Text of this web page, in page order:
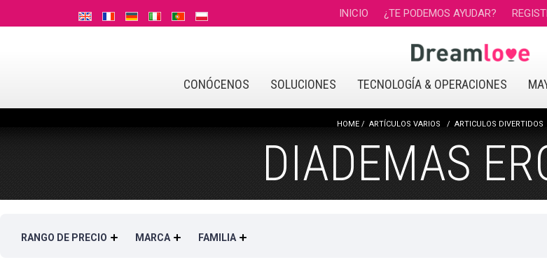
INICIO ¿TE PODEMOS AYUDAR?
CONÓCENOS SOLUCIONES TECNOLOGÍA & OPERACIONES
HOME ARTÍCULOS VARIOS ARTICULOS DIVERTIDOS
DIADEMAS
RANGO DE PRECIO MARCA FAMILIA